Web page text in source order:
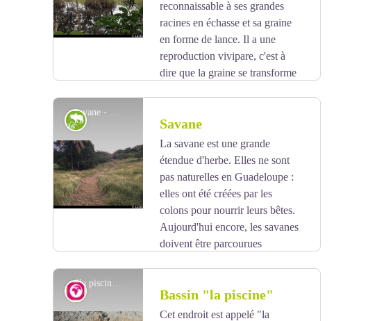
Voir l'image en plein écran
reconnaissable à ses grandes
racines en échasse et sa graine
en forme de lance. Il a une
reproduction vivipare, c'est à
dire que la graine se transforme
plante dans la boue et fabrique aussitôt des racines.
Si la plantule tombe à l'eau elle flotte jusqu'à être en
contact avec le sol.
Son bois lourd et dur est utilisé pour des poteaux et
des pilotis. Son écorce est très riche en tanin.
savane - AAMG
Paysage agricole Savane
La savane est une grande
étendue d'herbe. Elles ne sont
pas naturelles en Guadeloupe :
elles ont été créées par les
colons pour nourrir leurs bêtes.
Aujourd'hui encore, les savanes
doivent être parcourues
nature aura vite fait de reprendre ses droits et de
reboiser ces zones.
"la piscine" - AAMG
Géologie Bassin "la piscine"
Cet endroit est appelé "la